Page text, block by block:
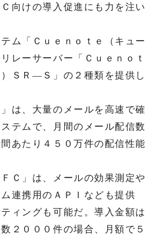
向けの導入促進にも力を注い
ム「Ｃｕｅｎｏｔｅ（キュー
レーサーバー「Ｃｕｅｎｏｔ
）ＳＲ―Ｓ」の２種類を提供し
は、大量のメールを高速で確
テムで、月間のメール配信数
あたり４５０万件の配信性能
Ｃ」は、メールの効果測定や
連携用のＡＰＩなども提供
ィングも可能だ。導入金額は
２０００件の場合、月額で５